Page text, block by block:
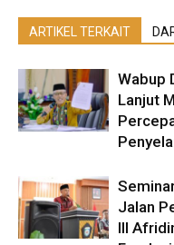
ARTIKEL TERKAIT
Wabup
Lanjut
Jalan
III